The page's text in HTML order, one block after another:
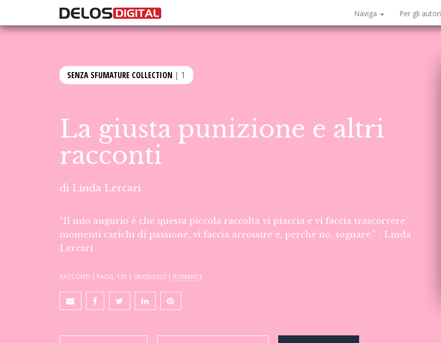
Naviga Per gli autori
SENZA SFUMATURE COLLECTION | 1
La giusta punizione e altri
racconti
di Linda Lercari
“Il mio augurio è che questa piccola raccolta vi piaccia e vi faccia trascorrere
momenti carichi di passione, vi faccia arrossire e, perché no, sognare.” - Linda
Lercari
RACCONTI | PAGG. 135 | 08/03/2022 | ROMANCE